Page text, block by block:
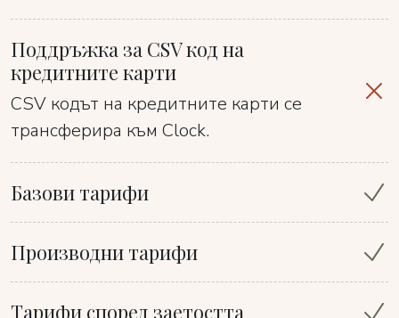
Поддръжка за CSV код на
кредитните карти
CSV кодът на кредитните карти се
трансферира към Clock.
Базови тарифи
Производни тарифи
Тарифи според заетостта